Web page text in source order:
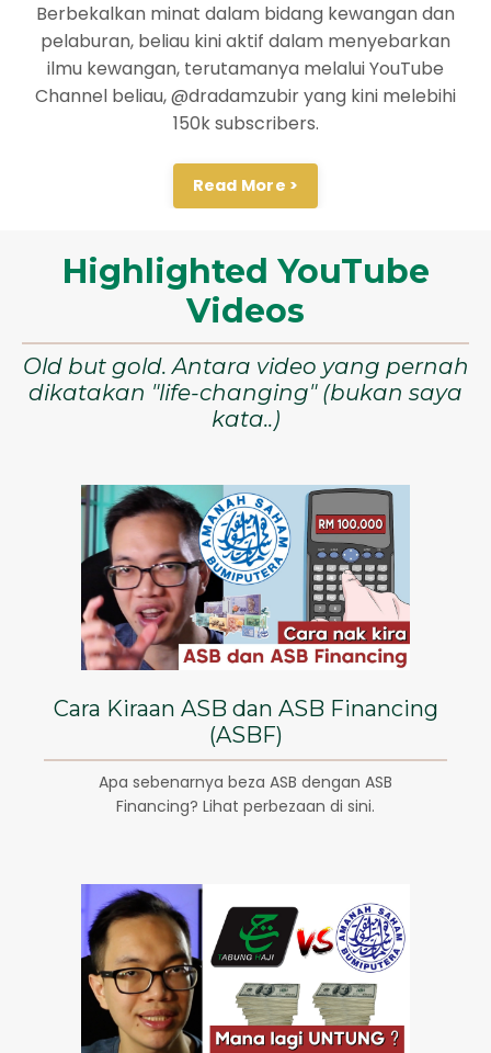
Berbekalkan minat dalam bidang kewangan dan
pelaburan, beliau kini aktif dalam menyebarkan
ilmu kewangan, terutamanya melalui YouTube
Channel beliau, @dradamzubir yang kini melebihi
150k subscribers.
Read More >
Highlighted YouTube
Videos
Old but gold. Antara video yang pernah
dikatakan "life-changing" (bukan saya
kata..)
Cara Kiraan ASB dan ASB Financing
(ASBF)
Apa sebenarnya beza ASB dengan ASB
Financing? Lihat perbezaan di sini.